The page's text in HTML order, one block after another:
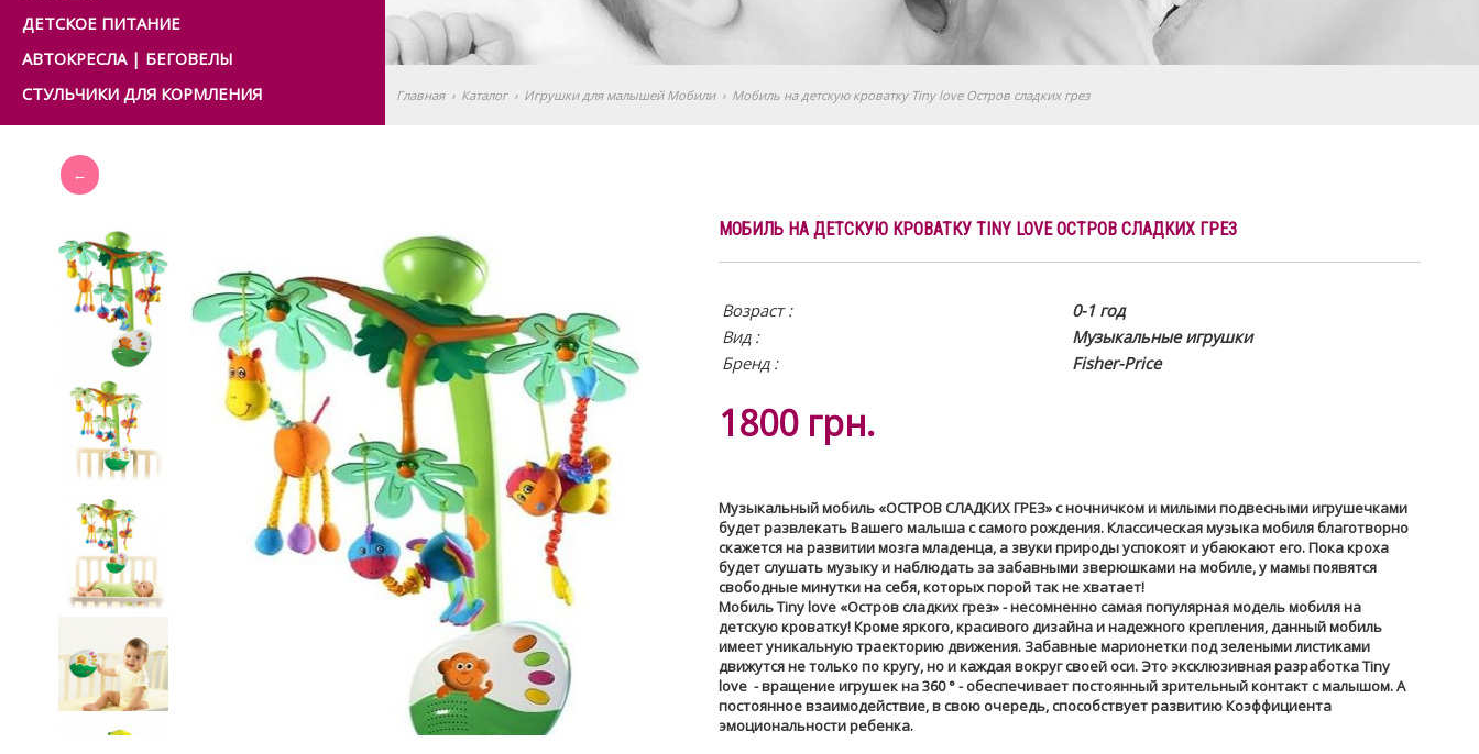
ДЕТСКОЕ ПИТАНИЕ
АВТОКРЕСЛА | БЕГОВЕЛЫ
СТУЛЬЧИКИ ДЛЯ КОРМЛЕНИЯ
Главная › Каталог › Игрушки для малышей Мобили › Мобиль на детскую кроватку Tiny love Остров сладких грез
МОБИЛЬ НА ДЕТСКУЮ КРОВАТКУ TINY LOVE ОСТРОВ СЛАДКИХ ГРЕЗ
Возраст :
0-1 год
Вид :
Музыкальные игрушки
Бренд :
Fisher-Price
1800 грн.
Музыкальный мобиль «ОСТРОВ СЛАДКИХ ГРЕЗ» с ночничком и милыми подвесными игрушечками
будет развлекать Вашего малыша с самого рождения. Классическая музыка мобиля благотворно
скажется на развитии мозга младенца, а звуки природы успокоят и убаюкают его. Пока кроха
будет слушать музыку и наблюдать за забавными зверюшками на мобиле, у мамы появятся
свободные минутки на себя, которых порой так не хватает!
Мобиль Tiny love «Остров сладких грез» - несомненно самая популярная модель мобиля на
детскую кроватку! Кроме яркого, красивого дизайна и надежного крепления, данный мобиль
имеет уникальную траекторию движения. Забавные марионетки под зелеными листиками
движутся не только по кругу, но и каждая вокруг своей оси. Это эксклюзивная разработка Tiny
love - вращение игрушек на 360 ° - обеспечивает постоянный зрительный контакт с малышом. А
постоянное взаимодействие, в свою очередь, способствует развитию Коэффициента
эмоциональности ребенка.